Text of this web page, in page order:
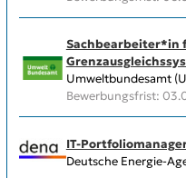
Sachbearbeiter*in
Umweltbundesamt
Bewerbungsfrist:
IT-
Deutsche Energie-